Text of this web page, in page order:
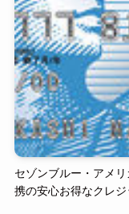
セゾンブルー・アメ
携の安心お得なクレジ